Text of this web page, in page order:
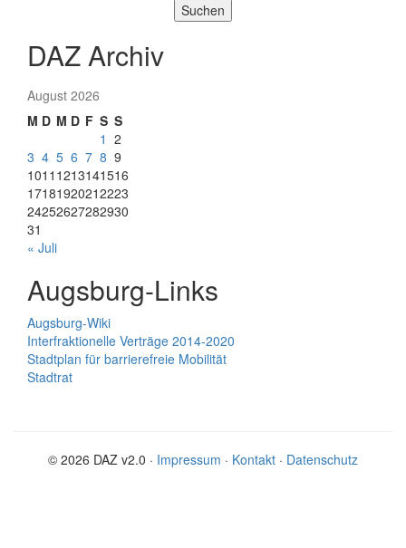
Suchen
DAZ Archiv
August 2026
M D M D F S S
1 2
3 4 5 6 7 8 9
1011 1213141516
17181920212223
24252627282930
31
« Juli
Augsburg-Links
Augsburg-Wiki
Interfraktionelle Verträge 2014-2020
Stadtplan für barrierefreie Mobilität
Stadtrat
© 2026 DAZ v2.0 · Impressum · Kontakt · Datenschutz